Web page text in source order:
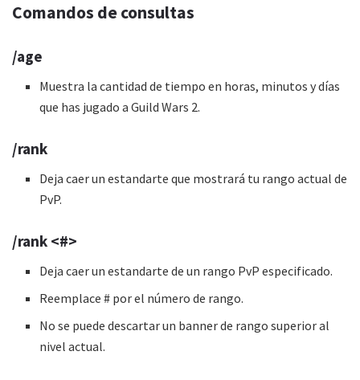
Comandos de consultas
/age
Muestra la cantidad de tiempo en horas, minutos y días
que has jugado a Guild Wars 2.
/rank
Deja caer un estandarte que mostrará tu rango actual de
PvP.
/rank <#>
Deja caer un estandarte de un rango PvP especificado.
Reemplace # por el número de rango.
No se puede descartar un banner de rango superior al
nivel actual.